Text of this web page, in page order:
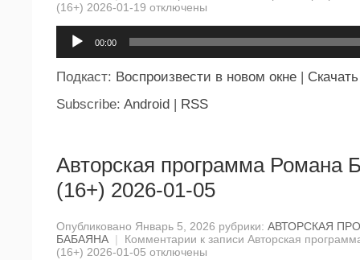
(16+) 2026-01-19 отключены
00:00
Подкаст: Воспроизвести в новом окне | Скачать
Subscribe: Android | RSS
Авторская программа Романа
(16+) 2026-01-05
Опубликовано Январь 5, 2026 рубрики: АВТОРСКАЯ
БАБАЯНА | Комментарии к записи Авторская
(16+) 2026-01-05 отключены